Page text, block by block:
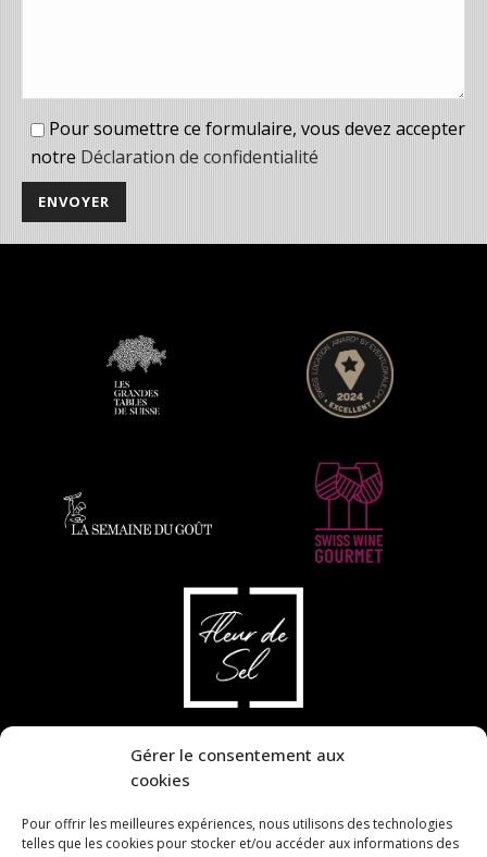
Gérer le consentement aux
cookies
Pour offrir les meilleures expériences, nous utilisons des technologies
telles que les cookies pour stocker et/ou accéder aux informations des
Pour soumettre ce formulaire, vous devez accepter
notre Déclaration de confidentialité